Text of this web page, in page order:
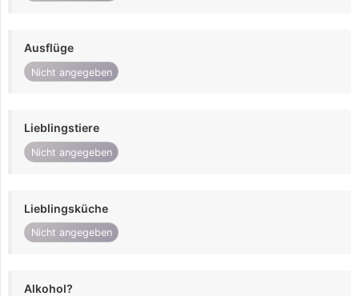
Ausflüge
Nicht angegeben
Lieblingstiere
Nicht angegeben
Lieblingsküche
Nicht angegeben
Alkohol?